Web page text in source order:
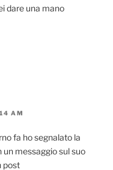
dare una mano
AM
fa ho segnalato la
messaggio sul suo
post